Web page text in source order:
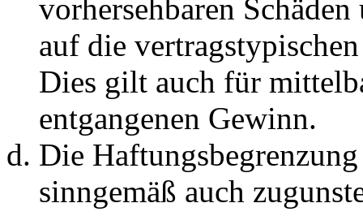
vorhersehbaren
auf die
Dies gilt auch für
entgangenen Gewinn.
Die
sinngemäß auch